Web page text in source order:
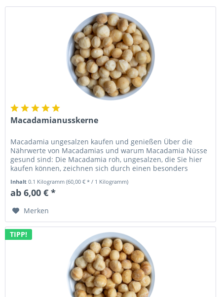
Macadamianusskerne
Macadamia ungesalzen kaufen und genießen Über die
Nährwerte von Macadamias und warum Macadamia Nüsse
gesund sind: Die Macadamia roh, ungesalzen, die Sie hier
kaufen können, zeichnen sich durch einen besonders
Inhalt0.1 Kilogramm(60,00 € * / 1 Kilogramm)
ab 6,00 € *
Merken
TIPP!